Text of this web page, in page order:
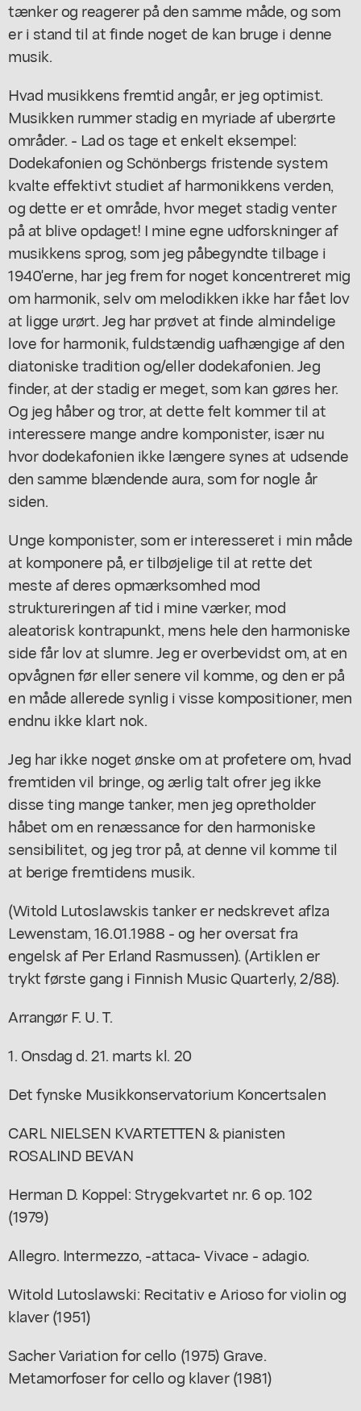
tænker og reagerer på den samme måde, og som
er i stand til at finde noget de kan bruge i denne
musik.
Hvad musikkens fremtid angår, er jeg optimist.
Musikken rummer stadig en myriade af uberørte
områder. - Lad os tage et enkelt eksempel:
Dodekafonien og Schönbergs fristende system
kvalte effektivt studiet af harmonikkens verden,
og dette er et område, hvor meget stadig venter
på at blive opdaget! I mine egne udforskninger af
musikkens sprog, som jeg påbegyndte tilbage i
1940'erne, har jeg frem for noget koncentreret mig
om harmonik, selv om melodikken ikke har fået lov
at ligge urørt. Jeg har prøvet at finde almindelige
love for harmonik, fuldstændig uafhængige af den
diatoniske tradition og/eller dodekafonien. Jeg
finder, at der stadig er meget, som kan gøres her.
Og jeg håber og tror, at dette felt kommer til at
interessere mange andre komponister, især nu
hvor dodekafonien ikke længere synes at udsende
den samme blændende aura, som for nogle år
siden.
Unge komponister, som er interesseret i min måde
at komponere på, er tilbøjelige til at rette det
meste af deres opmærksomhed mod
struktureringen af tid i mine værker, mod
aleatorisk kontrapunkt, mens hele den harmoniske
side får lov at slumre. Jeg er overbevidst om, at en
opvågnen før eller senere vil komme, og den er på
en måde allerede synlig i visse kompositioner, men
endnu ikke klart nok.
Jeg har ikke noget ønske om at profetere om, hvad
fremtiden vil bringe, og ærlig talt ofrer jeg ikke
disse ting mange tanker, men jeg opretholder
håbet om en renæssance for den harmoniske
sensibilitet, og jeg tror på, at denne vil komme til
at berige fremtidens musik.
(Witold Lutoslawskis tanker er nedskrevet aflza
Lewenstam, 16.01.1988 - og her oversat fra
engelsk af Per Erland Rasmussen). (Artiklen er
trykt første gang i Finnish Music Quarterly, 2/88).
Arrangør F. U. T.
1. Onsdag d. 21. marts kl. 20
Det fynske Musikkonservatorium Koncertsalen
CARL NIELSEN KVARTETTEN & pianisten
ROSALIND BEVAN
Herman D. Koppel: Strygekvartet nr. 6 op. 102
(1979)
Allegro. Intermezzo, -attaca- Vivace - adagio.
Witold Lutoslawski: Recitativ e Arioso for violin og
klaver (1951)
Sacher Variation for cello (1975) Grave.
Metamorfoser for cello og klaver (1981)